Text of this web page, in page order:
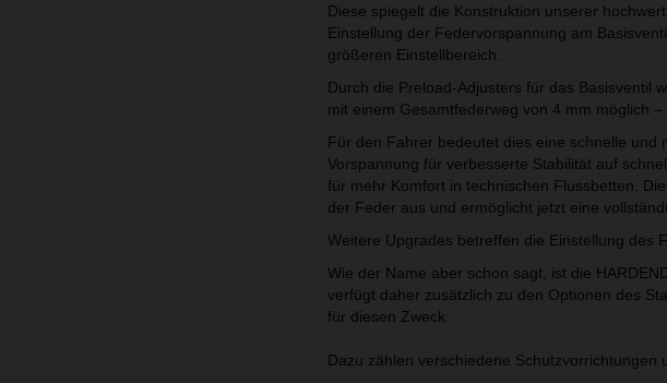
Diese spiegelt die Konstruktion unserer
Einstellung der Federvorspannung am
größeren Einstellbereich.
Durch die Preload-Adjusters für das Basisventil
mit einem Gesamtfederweg von 4 mm möglich
Für den Fahrer bedeutet dies eine schnelle und
Vorspannung für verbesserte Stabilität auf
für mehr Komfort in technischen Flussbetten.
der Feder aus und ermöglicht jetzt eine
Weitere Upgrades betreffen die Einstellung des
Wie der Name aber schon sagt, ist die
verfügt daher zusätzlich zu den Optionen des
für diesen Zweck.
Dazu zählen verschiedene Schutzvorrichtungen